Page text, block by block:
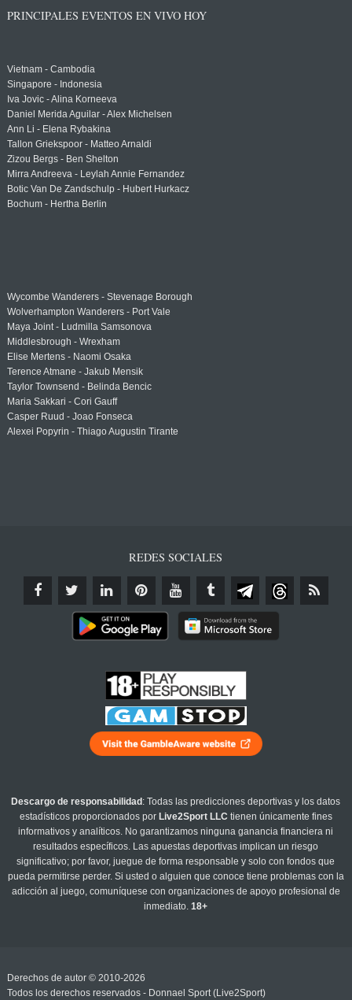
PRINCIPALES EVENTOS EN VIVO HOY
Vietnam - Cambodia
Singapore - Indonesia
Iva Jovic - Alina Korneeva
Daniel Merida Aguilar - Alex Michelsen
Ann Li - Elena Rybakina
Tallon Griekspoor - Matteo Arnaldi
Zizou Bergs - Ben Shelton
Mirra Andreeva - Leylah Annie Fernandez
Botic Van De Zandschulp - Hubert Hurkacz
Bochum - Hertha Berlin
Wycombe Wanderers - Stevenage Borough
Wolverhampton Wanderers - Port Vale
Maya Joint - Ludmilla Samsonova
Middlesbrough - Wrexham
Elise Mertens - Naomi Osaka
Terence Atmane - Jakub Mensik
Taylor Townsend - Belinda Bencic
Maria Sakkari - Cori Gauff
Casper Ruud - Joao Fonseca
Alexei Popyrin - Thiago Augustin Tirante
REDES SOCIALES
Descargo de responsabilidad : Todas las predicciones deportivas y los datos
estadísticos proporcionados por Live2Sport LLC tienen únicamente fines
informativos y analíticos. No garantizamos ninguna ganancia financiera ni
resultados específicos. Las apuestas deportivas implican un riesgo
significativo; por favor, juegue de forma responsable y solo con fondos que
pueda permitirse perder. Si usted o alguien que conoce tiene problemas con la
adicción al juego, comuníquese con organizaciones de apoyo profesional de
inmediato.18+
Derechos de autor © 2010-2026
Todos los derechos reservados - Donnael Sport (Live2Sport)